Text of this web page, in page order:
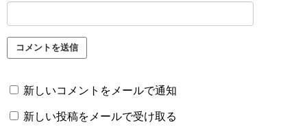
新しいコメントをメールで通知
新しい投稿をメールで受け取る